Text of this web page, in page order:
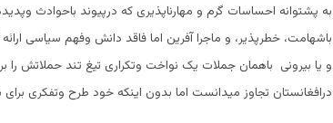
به پشتوانه احساسات گرم و مهارناپذیری که درپیوند باحوادث
باشهامت، خطرپذیر، و ماجرا آفرین اما فاقد دانش وفهم سیاسی
و یا بیرونی باهمان جملات یک نواخت وتکراری تیغ تند حملاتش را
درافغانستان تجاوز میدانست اما بدون اینکه خود طرح وتفکری